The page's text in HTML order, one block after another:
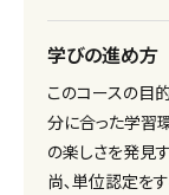
学びの進め方
このコースの目
分に合った学習
の楽しさを発見す
尚､単位認定を